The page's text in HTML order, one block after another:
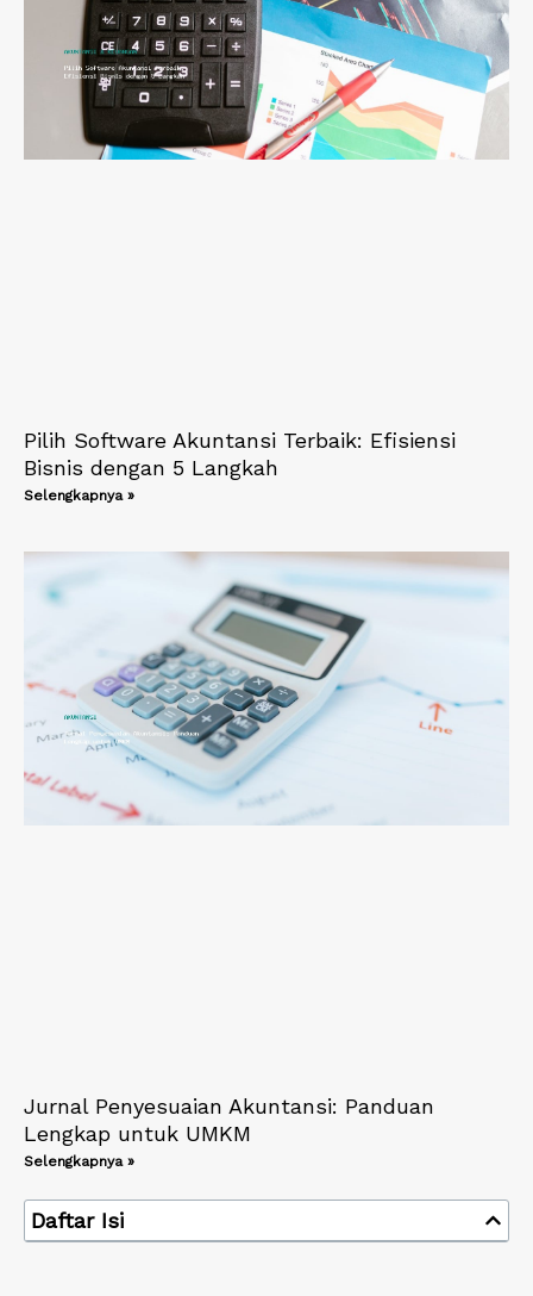
Pilih Software Akuntansi Terbaik: Efisiensi
Bisnis dengan 5 Langkah
Selengkapnya »
Jurnal Penyesuaian Akuntansi: Panduan
Lengkap untuk UMKM
Selengkapnya »
Daftar Isi